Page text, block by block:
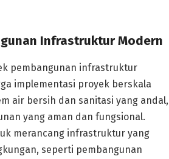
Infrastruktur Modern
pembangunan infrastruktur
implementasi proyek berskala
air bersih dan sanitasi yang andal,
yang aman dan fungsional.
merancang infrastruktur yang
seperti pembangunan